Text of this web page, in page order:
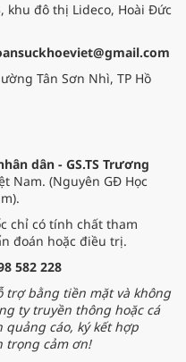
khu đô thị Lideco, Hoài Đức
Tân Sơn Nhì, TP Hồ
dân - GS.TS Trương
Nam. (Nguyên GĐ Học
chỉ có tính chất tham
đoán hoặc điều trị.
582 228
trợ bằng tiền mặt và không
ty truyền thông hoặc cá
cáo, ký kết hợp
trọng cảm ơn!